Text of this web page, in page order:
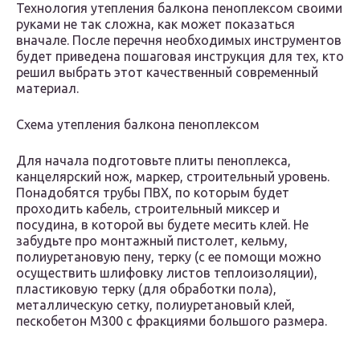
Технология утепления балкона пеноплексом своими
руками не так сложна, как может показаться
вначале. После перечня необходимых инструментов
будет приведена пошаговая инструкция для тех, кто
решил выбрать этот качественный современный
материал.
Схема утепления балкона пеноплексом
Для начала подготовьте плиты пеноплекса,
канцелярский нож, маркер, строительный уровень.
Понадобятся трубы ПВХ, по которым будет
проходить кабель, строительный миксер и
посудина, в которой вы будете месить клей. Не
забудьте про монтажный пистолет, кельму,
полиуретановую пену, терку (с ее помощи можно
осуществить шлифовку листов теплоизоляции),
пластиковую терку (для обработки пола),
металлическую сетку, полиуретановый клей,
пескобетон М300 с фракциями большого размера.